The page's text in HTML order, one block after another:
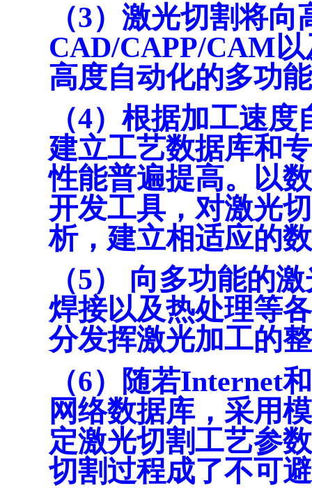
（3）激光切割将
CAD/CAPP/CAM
高度自动化的多功
（4）根据加工速
建立工艺数据库和
性能普遍提高。以
开发工具，对激光
析，建立相适应的
（5） 向多功能的
焊接以及热处理等
分发挥激光加工的
（6）随若Internet
网络数据库，采用
定激光切割工艺参
切割过程成了不可